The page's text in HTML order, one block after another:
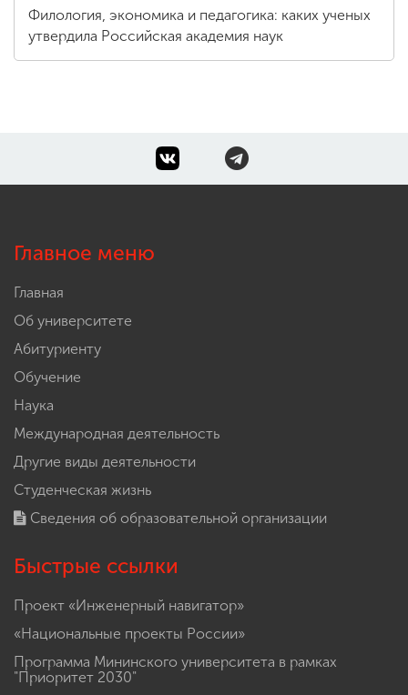
Филология, экономика и педагогика: каких ученых
утвердила Российская академия наук
Главное меню
Главная
Об университете
Абитуриенту
Обучение
Наука
Международная деятельность
Другие виды деятельности
Студенческая жизнь
Сведения об образовательной организации
Быстрые ссылки
Проект «Инженерный навигатор»
«Национальные проекты России»
Программа Мининского университета в рамках
"Приоритет 2030"